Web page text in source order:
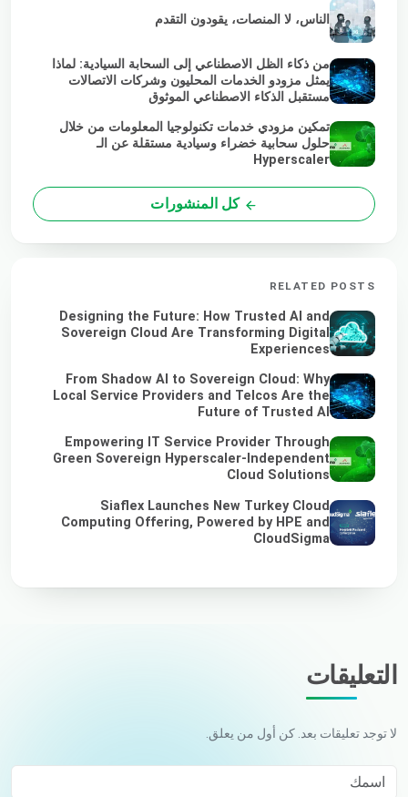
الناس، لا المنصات، يقودون التقدم
من ذكاء الظل الاصطناعي إلى السحابة السيادية: لماذا
يمثل مزودو الخدمات المحليون وشركات الاتصالات
مستقبل الذكاء الاصطناعي الموثوق
تمكين مزودي خدمات تكنولوجيا المعلومات من خلال
حلول سحابية خضراء وسيادية مستقلة عن الـ
Hyperscaler
كل المنشورات
RELATED POSTS
Designing the Future: How Trusted AI and
Sovereign Cloud Are Transforming Digital
Experiences
From Shadow AI to Sovereign Cloud: Why
Local Service Providers and Telcos Are the
Future of Trusted AI
Empowering IT Service Provider Through
Green Sovereign Hyperscaler-Independent
Cloud Solutions
Siaflex Launches New Turkey Cloud
Computing Offering, Powered by HPE and
CloudSigma
التعليقات
لا توجد تعليقات بعد. كن أول من يعلق.
اسمك